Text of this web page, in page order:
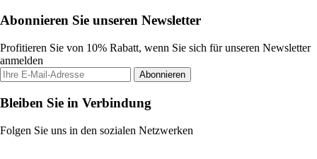
Abonnieren Sie unseren Newsletter
Profitieren Sie von 10% Rabatt, wenn Sie sich für unseren Newsletter
anmelden
Abonnieren
Bleiben Sie in Verbindung
Folgen Sie uns in den sozialen Netzwerken